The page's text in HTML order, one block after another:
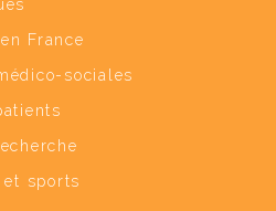
France
sociales
sports